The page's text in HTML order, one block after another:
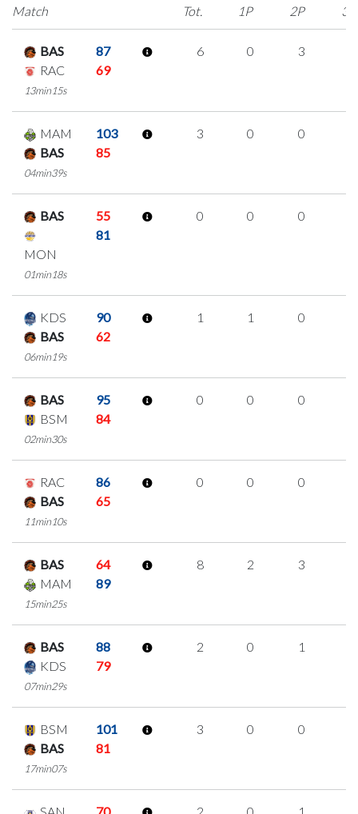
Match
Tot.
1P 2P 3P
BAS
87
RAC
69
13min15s
6 0 3
MAM
103
BAS
85
04min39s
3 0 0
BAS 55
MON
81
01min18s
0 0 0
KDS
90
BAS
62
06min19s
1 1 0
BAS
95
BSM
84
02min30s
0 0 0
RAC
86
BAS
65
11min10s
0 0 0
BAS
64
MAM
89
15min25s
8 2 3
BAS
88
KDS
79
07min29s
2 0 1
BSM
101
BAS
81
17min07s
3 0 0
SAN 70 2 0 1